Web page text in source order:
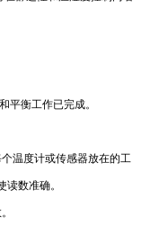
平衡工作已完成。
温度计或传感器放在的工
数准确。